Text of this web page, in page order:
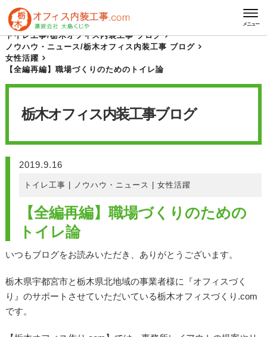
メニュー
HOME
栃木オフィス内装工事 ブログ
トイレ工事/栃木オフィス内装工事 ブログ
ノウハウ・ニュース/栃木オフィス内装工事 ブログ
女性活躍
【全編再編】職場づくりのためのトイレ論
栃木オフィス内装工事ブログ
2019.9.16
トイレ工事 ノウハウ・ニュース 女性活躍
【全編再編】職場づくりのための
トイレ論
いつもブログをお読みいただき、ありがとうございます。
栃木県宇都宮市と栃木県北地域の事業者様に『オフィスづく
り』のサポートさせていただいている栃木オフィスづくり.com
です。